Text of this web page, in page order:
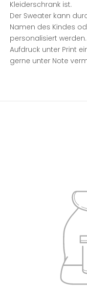
Kleiderschrank ist.
Der Sweater kann
Namen des Kindes
personalisiert
Aufdruck unter Print
gerne unter Note